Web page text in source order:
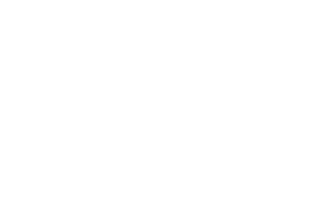
時空氣品質資料請開啟